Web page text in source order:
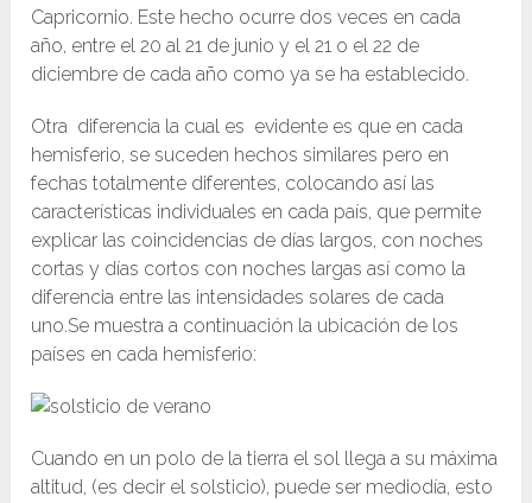
Capricornio. Este hecho ocurre dos veces en cada
año, entre el 20 al 21 de junio y el 21 o el 22 de
diciembre de cada año como ya se ha establecido.
Otra diferencia la cual es evidente es que en cada
hemisferio, se suceden hechos similares pero en
fechas totalmente diferentes, colocando así las
características individuales en cada país, que permite
explicar las coincidencias de días largos, con noches
cortas y días cortos con noches largas así como la
diferencia entre las intensidades solares de cada
uno.Se muestra a continuación la ubicación de los
países en cada hemisferio:
Cuando en un polo de la tierra el sol llega a su máxima
altitud, (es decir el solsticio), puede ser mediodía, esto